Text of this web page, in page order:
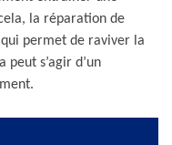
la réparation de
permet de raviver la
peut s’agir d’un